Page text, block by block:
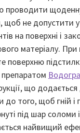
проводити
щоб не допустити
на поверхні і
матеріалу.
поверхню
препаратом
що
до того, щоб гній і
під шар соломи
найвищий